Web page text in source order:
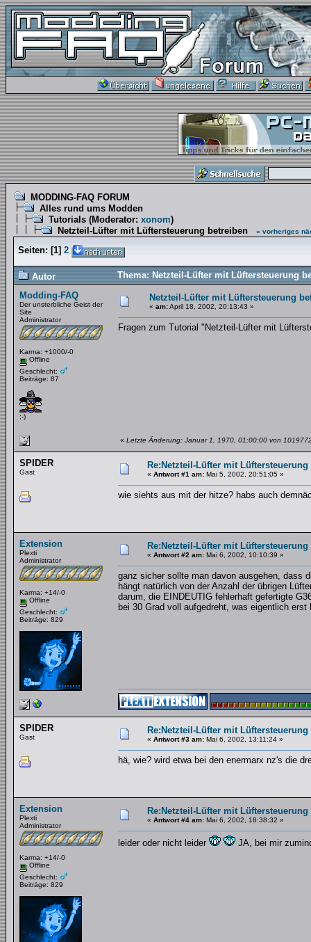
MODDING-FAQ FORUM
Alles rund ums Modden
Tutorials (Moderator: xonom)
Netzteil-Lüfter mit Lüftersteuerung betreiben
« vorheriges
Seiten: [1] 2
Autor
Thema: Netzteil-Lüfter mit Lüftersteuerung
Modding-FAQ
Der unsterbliche Geist der
Site
Administrator
Karma: +1000/-0
Offline
Geschlecht:
Beiträge: 87
;-)
Netzteil-Lüfter mit Lüftersteuerung
« am:April 18, 2002, 20:13:43 »
Fragen zum Tutorial "Netzteil-Lüfter mit
« Letzte Änderung: Januar 1, 1970, 01:00:00 von
SPIDER
Gast
Re:Netzteil-Lüfter mit
« Antwort #1 am: Mai 5, 2002, 20:51:05 »
wie siehts aus mit der hitze? habs auch
Extension
Plexti
Administrator
Karma: +14/-0
Offline
Geschlecht:
Beiträge: 829
Re:Netzteil-Lüfter mit
« Antwort #2 am: Mai 6, 2002, 10:10:39 »
ganz sicher sollte man davon ausgehen, dass
hängt natürlich von der Anzahl der übrigen
darum, die EINDEUTIG fehlerhaft gefertigte
bei 30 Grad voll aufgedreht, was eigentlich
SPIDER
Gast
Re:Netzteil-Lüfter mit
« Antwort #3 am: Mai 6, 2002, 13:11:24 »
hä, wie? wird etwa bei den enermarx nz's die
Extension
Plexti
Administrator
Karma: +14/-0
Offline
Geschlecht:
Beiträge: 829
Re:Netzteil-Lüfter mit
« Antwort #4 am: Mai 6, 2002, 18:38:32 »
leider oder nicht leider JA, bei mir